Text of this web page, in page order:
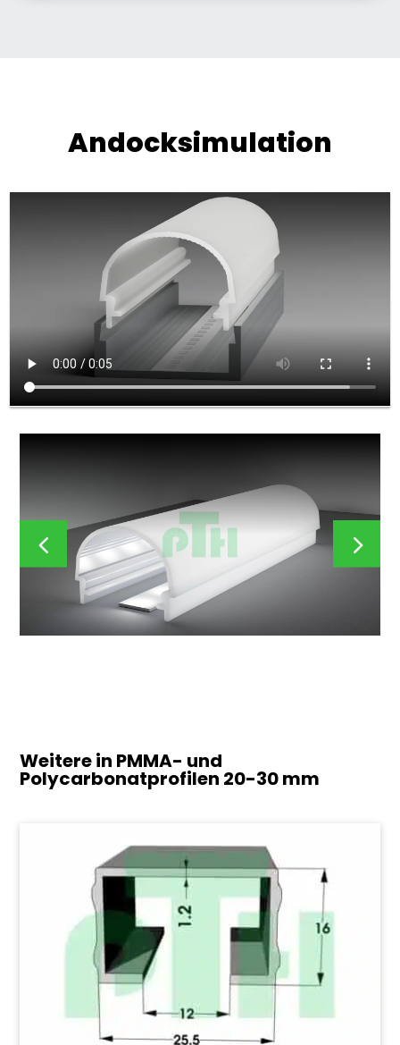
Andocksimulation
Weitere in PMMA- und
Polycarbonatprofilen 20-30 mm